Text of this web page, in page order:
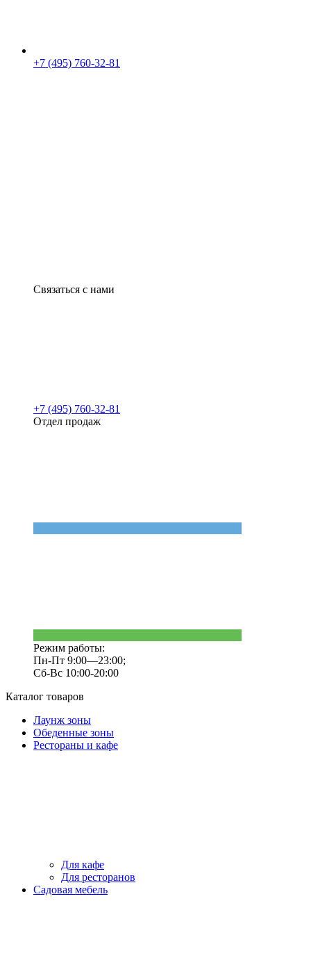
+7 (495) 760-32-81
Связаться с нами
+7 (495) 760-32-81
Отдел продаж
Режим работы:
Пн-Пт 9:00—23:00;
Сб-Вс 10:00-20:00
Каталог товаров
Лаунж зоны
Обеденные зоны
Рестораны и кафе
Для кафе
Для ресторанов
Садовая мебель